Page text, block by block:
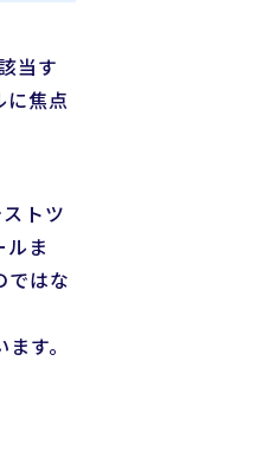
当す
焦点
トツ
ま
ではな
す。